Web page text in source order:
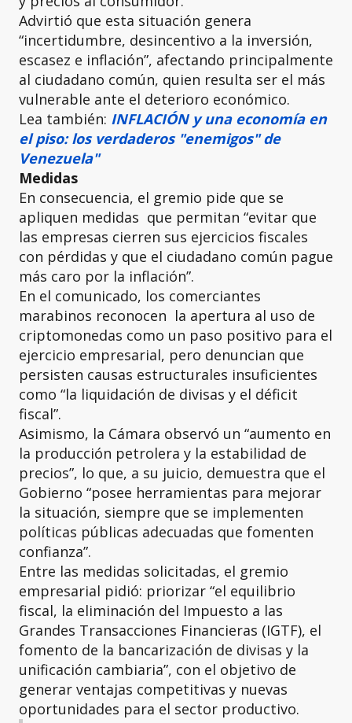
Advirtió que esta situación genera
“incertidumbre, desincentivo a la inversión,
escasez e inflación”, afectando principalmente
al ciudadano común, quien resulta ser el más
vulnerable ante el deterioro económico.
Lea también: INFLACIÓN y una economía en
el piso: los verdaderos "enemigos" de
Venezuela"
Medidas
En consecuencia, el gremio pide que se
apliquen medidas que permitan “evitar que
las empresas cierren sus ejercicios fiscales
con pérdidas y que el ciudadano común pague
más caro por la inflación”.
En el comunicado, los comerciantes
marabinos reconocen la apertura al uso de
criptomonedas como un paso positivo para el
ejercicio empresarial, pero denuncian que
persisten causas estructurales insuficientes
como “la liquidación de divisas y el déficit
fiscal”.
Asimismo, la Cámara observó un “aumento en
la producción petrolera y la estabilidad de
precios”, lo que, a su juicio, demuestra que el
Gobierno “posee herramientas para mejorar
la situación, siempre que se implementen
políticas públicas adecuadas que fomenten
confianza”.
Entre las medidas solicitadas, el gremio
empresarial pidió: priorizar “el equilibrio
fiscal, la eliminación del Impuesto a las
Grandes Transacciones Financieras (IGTF), el
fomento de la bancarización de divisas y la
unificación cambiaria”, con el objetivo de
generar ventajas competitivas y nuevas
oportunidades para el sector productivo.